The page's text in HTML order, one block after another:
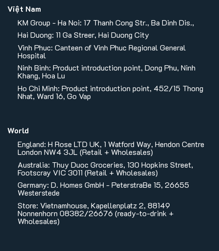
Việt Nam
KM Group - Ha Noi: 17 Thanh Cong Str., Ba Dinh Dis.,
Hai Duong: 11 Ga Streer, Hai Duong City
Vinh Phuc: Canteen of Vinh Phuc Regional General
Hospital
Ninh Binh: Product introduction point, Dong Phu, Ninh
Khang, Hoa Lu
Ho Chi Minh: Product introduction point, 452/15 Thong
Nhat, Ward 16, Go Vap
World
England: H Rose LTD UK, 1 Watford Way, Hendon Centre
London NW4 3JL (Retail + Wholesales)
Australia: Thuy Duoc Groceries, 130 Hopkins Street,
Footscray VIC 3011 (Retail + Wholesales)
Germany: D. Homes GmbH - PeterstraBe 15, 26655
Westerstede
Store: Vietnamhouse, Kapellenplatz 2, 88149
Nonnenhorn 08382/26676 (ready-to-drink +
Wholesales)